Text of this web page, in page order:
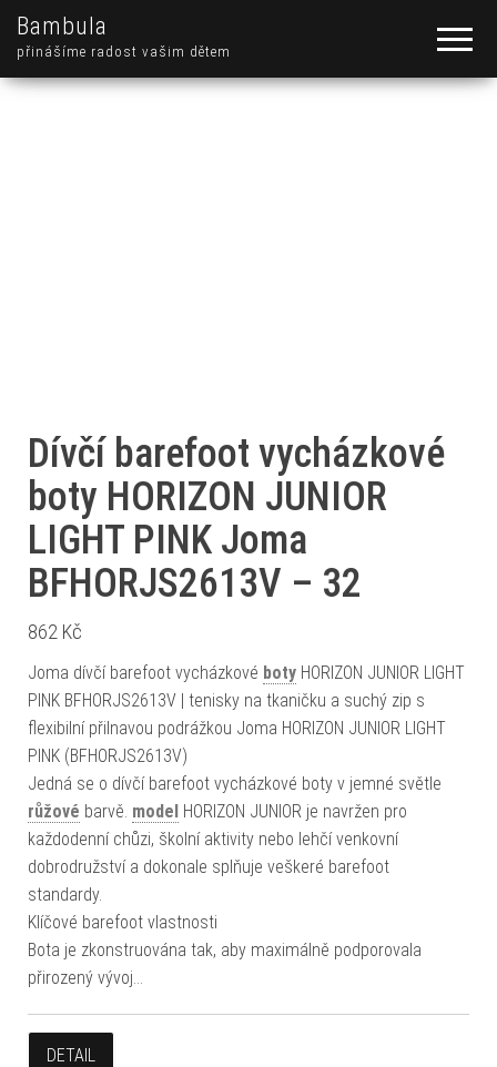
Bambula
přinášíme radost vašim dětem
Dívčí barefoot vycházkové
boty HORIZON JUNIOR
LIGHT PINK Joma
BFHORJS2613V – 32
862 Kč
Joma dívčí barefoot vycházkové boty HORIZON JUNIOR LIGHT
PINK BFHORJS2613V | tenisky na tkaničku a suchý zip s
flexibilní přilnavou podrážkou Joma HORIZON JUNIOR LIGHT
PINK (BFHORJS2613V)
Jedná se o dívčí barefoot vycházkové boty v jemné světle
růžové barvě. model HORIZON JUNIOR je navržen pro
každodenní chůzi, školní aktivity nebo lehčí venkovní
dobrodružství a dokonale splňuje veškeré barefoot
standardy.
Klíčové barefoot vlastnosti
Bota je zkonstruována tak, aby maximálně podporovala
přirozený vývoj…
DETAIL